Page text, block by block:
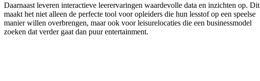
Daarnaast leveren interactieve leerervaringen waardevolle data en inzichten op. Dit
maakt het niet alleen de perfecte tool voor opleiders die hun lesstof op een speelse
manier willen overbrengen, maar ook voor leisurelocaties die een businessmodel
zoeken dat verder gaat dan puur entertainment.